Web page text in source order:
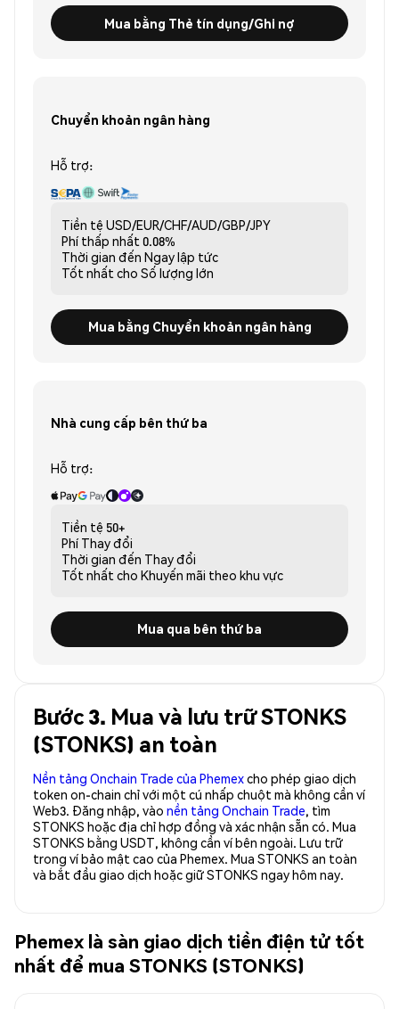
Mua bằng Thẻ tín dụng/Ghi nợ
Chuyển khoản ngân hàng
Hỗ trợ:
Tiền tệ USD/EUR/CHF/AUD/GBP/JPY
Phí thấp nhất 0.08%
Thời gian đến Ngay lập tức
Tốt nhất cho Số lượng lớn
Mua bằng Chuyển khoản ngân hàng
Nhà cung cấp bên thứ ba
Hỗ trợ:
Tiền tệ 50+
Phí Thay đổi
Thời gian đến Thay đổi
Tốt nhất cho Khuyến mãi theo khu vực
Mua qua bên thứ ba
Bước 3. Mua và lưu trữ STONKS
(STONKS) an toàn
Nền tảng Onchain Trade của Phemexcho phép giao dịch
token on-chain chỉ với một cú nhấp chuột mà không cần ví
Web3. Đăng nhập, vào nền tảng Onchain Trade, tìm
STONKS hoặc địa chỉ hợp đồng và xác nhận sẵn có. Mua
STONKS bằng USDT, không cần ví bên ngoài. Lưu trữ
trong ví bảo mật cao của Phemex. Mua STONKS an toàn
và bắt đầu giao dịch hoặc giữ STONKS ngay hôm nay.
Phemex là sàn giao dịch tiền điện tử tốt
nhất để mua STONKS (STONKS)